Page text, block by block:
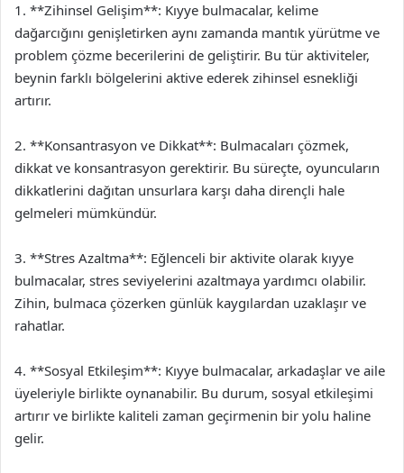
1. **Zihinsel Gelişim**: Kıyye bulmacalar, kelime
dağarcığını genişletirken aynı zamanda mantık yürütme ve
problem çözme becerilerini de geliştirir. Bu tür aktiviteler,
beynin farklı bölgelerini aktive ederek zihinsel esnekliği
artırır.
2. **Konsantrasyon ve Dikkat**: Bulmacaları çözmek,
dikkat ve konsantrasyon gerektirir. Bu süreçte, oyuncuların
dikkatlerini dağıtan unsurlara karşı daha dirençli hale
gelmeleri mümkündür.
3. **Stres Azaltma**: Eğlenceli bir aktivite olarak kıyye
bulmacalar, stres seviyelerini azaltmaya yardımcı olabilir.
Zihin, bulmaca çözerken günlük kaygılardan uzaklaşır ve
rahatlar.
4. **Sosyal Etkileşim**: Kıyye bulmacalar, arkadaşlar ve aile
üyeleriyle birlikte oynanabilir. Bu durum, sosyal etkileşimi
artırır ve birlikte kaliteli zaman geçirmenin bir yolu haline
gelir.